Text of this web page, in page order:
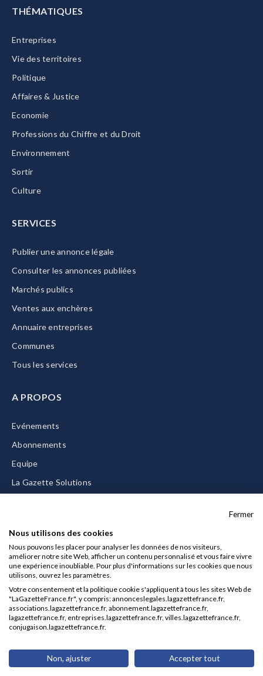
THÉMATIQUES
Entreprises
Vie des territoires
Politique
Affaires & Justice
Economie
Professions du Chiffre et du Droit
Environnement
Sortir
Culture
SERVICES
Publier une annonce légale
Consulter les annonces publiées
Marchés publics
Ventes aux enchères
Annuaire entreprises
Communes
Tous les services
A PROPOS
Evénements
Abonnements
Equipe
La Gazette Solutions
Mentions légales
CGU/CGV
Données personnelles
Charte sur les cookies
Gérer vos cookies
© 2026 La Gazette France
Fermer
Nous utilisons des cookies
Nous pouvons les placer pour analyser les données de nos visiteurs,
améliorer notre site Web, afficher un contenu personnalisé et vous faire vivre
une expérience inoubliable. Pour plus d'informations sur les cookies que nous
utilisons, ouvrez les paramètres.
Votre consentement et la politique cookie s'appliquent à tous les sites Web de
"LaGazetteFrance.fr", y compris: annonceslegales.lagazettefrance.fr,
associations.lagazettefrance.fr, abonnement.lagazettefrance.fr,
lagazettefrance.fr, entreprises.lagazettefrance.fr, villes.lagazettefrance.fr,
conjugaison.lagazettefrance.fr.
Non, ajuster Accepter tout